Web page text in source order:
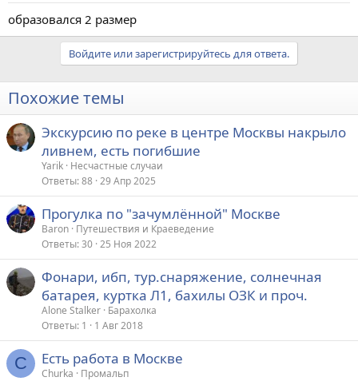
образовался 2 размер
Войдите или зарегистрируйтесь для ответа.
Похожие темы
Экскурсию по реке в центре Москвы накрыло
ливнем, есть погибшие
Yarik Несчастные случаи
Ответы 88 29 Апр 2025
Прогулка по "зачумлённой" Москве
Baron Путешествия и Краеведение
Ответы 30 25 Ноя 2022
Фонари, ибп, тур.снаряжение, солнечная
батарея, куртка Л1, бахилы ОЗК и проч.
Alone Stalker Барахолка
Ответы 1 1 Авг 2018
C Есть работа в Москве
Churka
Промальп